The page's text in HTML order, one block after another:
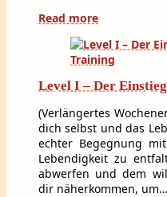
Read more
Level I – Der
(Verlängertes
dich selbst und das
echter Begegnung
Lebendigkeit zu
abwerfen und dem
dir näherkommen, um…